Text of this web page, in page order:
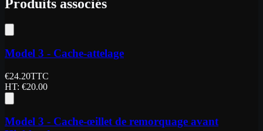
Produits associés
Model 3 - Cache-attelage
€24.20TTC
HT: €20.00
Model 3 - Cache-œillet de remorquage avant